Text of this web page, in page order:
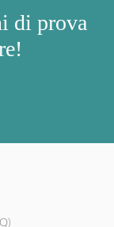
di prova